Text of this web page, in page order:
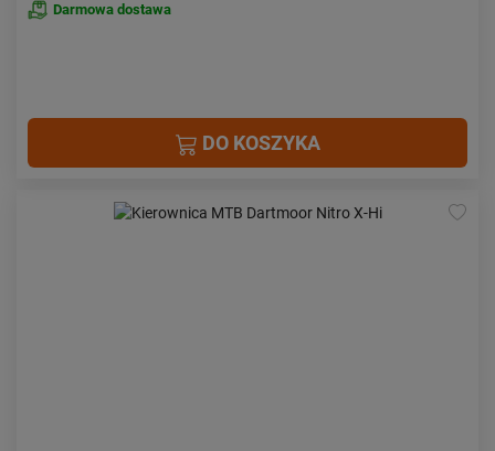
Darmowa dostawa
DO KOSZYKA